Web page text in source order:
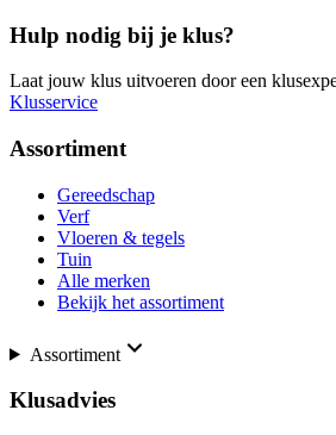
Hulp nodig bij je klus?
Laat jouw klus uitvoeren door een
Klusservice
Assortiment
Gereedschap
Verf
Vloeren & tegels
Tuin
Alle merken
Bekijk het assortiment
Assortiment
Klusadvies